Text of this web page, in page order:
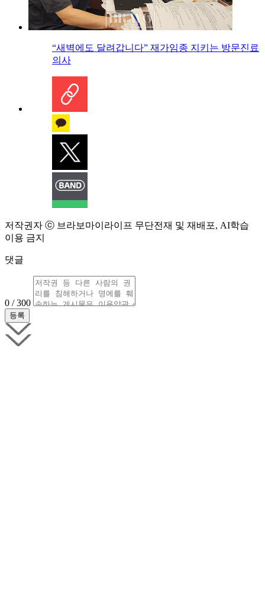
“새벽에도 달려갑니다” 재가임종 지키는 방문진료
의사
저작권자 ⓒ 브라보마이라이프 무단전재 및 재배포, AI학습
이용 금지
댓글
0 / 300